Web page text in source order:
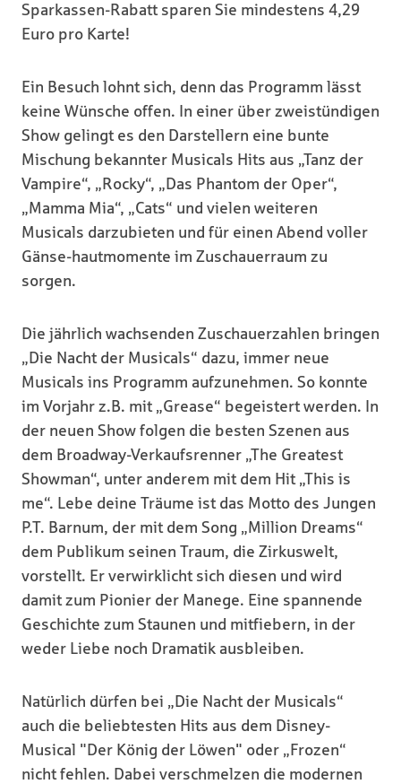
Sparkassen-Rabatt sparen Sie mindestens 4,29
Euro pro Karte!
Ein Besuch lohnt sich, denn das Programm lässt
keine Wünsche offen. In einer über zweistündigen
Show gelingt es den Darstellern eine bunte
Mischung bekannter Musicals Hits aus „Tanz der
Vampire“, „Rocky“, „Das Phantom der Oper“,
„Mamma Mia“, „Cats“ und vielen weiteren
Musicals darzubieten und für einen Abend voller
Gänse-hautmomente im Zuschauerraum zu
sorgen.
Die jährlich wachsenden Zuschauerzahlen bringen
„Die Nacht der Musicals“ dazu, immer neue
Musicals ins Programm aufzunehmen. So konnte
im Vorjahr z.B. mit „Grease“ begeistert werden. In
der neuen Show folgen die besten Szenen aus
dem Broadway-Verkaufsrenner „The Greatest
Showman“, unter anderem mit dem Hit „This is
me“. Lebe deine Träume ist das Motto des Jungen
P.T. Barnum, der mit dem Song „Million Dreams“
dem Publikum seinen Traum, die Zirkuswelt,
vorstellt. Er verwirklicht sich diesen und wird
damit zum Pionier der Manege. Eine spannende
Geschichte zum Staunen und mitfiebern, in der
weder Liebe noch Dramatik ausbleiben.
Natürlich dürfen bei „Die Nacht der Musicals“
auch die beliebtesten Hits aus dem Disney-
Musical "Der König der Löwen" oder „Frozen“
nicht fehlen. Dabei verschmelzen die modernen